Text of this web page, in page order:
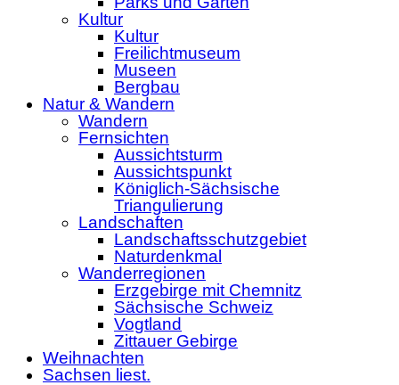
Kultur
Kultur
Freilichtmuseum
Museen
Bergbau
Natur & Wandern
Wandern
Fernsichten
Aussichtsturm
Aussichtspunkt
Königlich-Sächsische
Triangulierung
Landschaften
Landschaftsschutzgebiet
Naturdenkmal
Wanderregionen
Erzgebirge mit Chemnitz
Sächsische Schweiz
Vogtland
Zittauer Gebirge
Weihnachten
Sachsen liest.